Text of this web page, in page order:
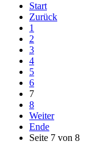
Start
Zurück
1
2
3
4
5
6
7
8
Weiter
Ende
Seite 7 von 8